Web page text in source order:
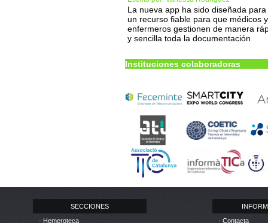
La nueva app ha sido diseñada para
un recurso fiable para que médicos y
enfermeros gestionen de manera
y sencilla toda la documentación
Instituciones colaboradoras
SECCIONES
· Hemeroteca
· Contacta